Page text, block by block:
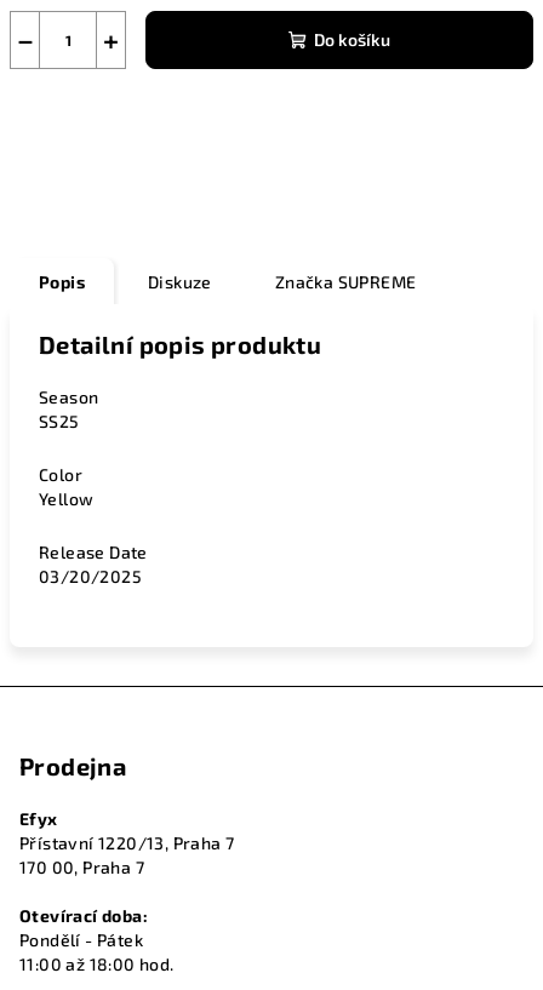
+
− Do košíku
Popis Diskuze Značka SUPREME
Detailní popis produktu
Season
SS25
Color
Yellow
Release Date
03/20/2025
Prodejna
Efyx
Přístavní 1220/13, Praha 7
170 00, Praha 7
Otevírací doba:
Pondělí - Pátek
11:00 až 18:00 hod.